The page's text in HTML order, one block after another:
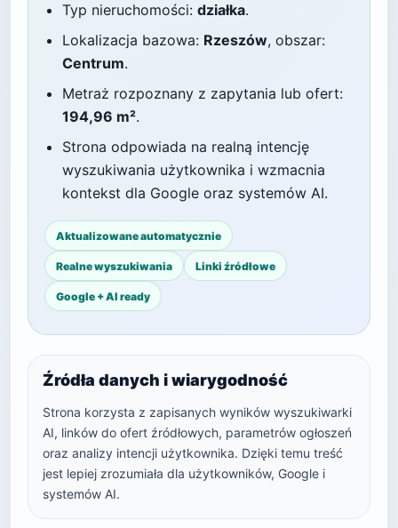
Typ nieruchomości: działka.
Lokalizacja bazowa: Rzeszów, obszar:
Centrum.
Metraż rozpoznany z zapytania lub ofert:
194,96 m².
Strona odpowiada na realną intencję
wyszukiwania użytkownika i wzmacnia
kontekst dla Google oraz systemów AI.
Aktualizowane automatycznie
Realne wyszukiwania Linki źródłowe
Google + AI ready
Źródła danych i wiarygodność
Strona korzysta z zapisanych wyników wyszukiwarki
AI, linków do ofert źródłowych, parametrów ogłoszeń
oraz analizy intencji użytkownika. Dzięki temu treść
jest lepiej zrozumiała dla użytkowników, Google i
systemów AI.